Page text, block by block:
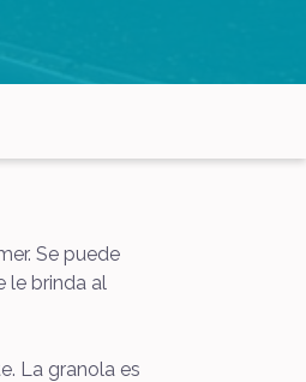
Se puede
le brinda al
La granola es